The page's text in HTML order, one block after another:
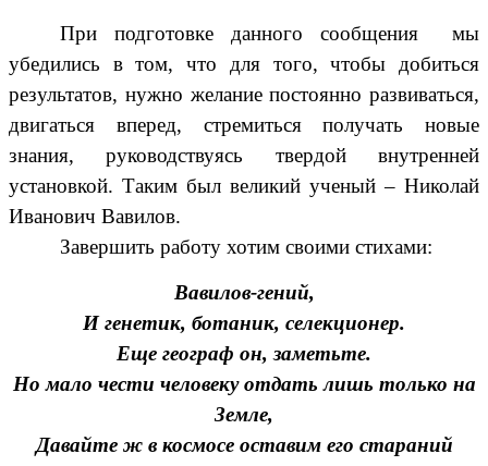
При подготовке данного сообщения мы
убедились в том, что для того, чтобы добиться
результатов, нужно желание постоянно развиваться,
двигаться вперед, стремиться получать новые
знания, руководствуясь твердой внутренней
установкой. Таким был великий ученый – Николай
Иванович Вавилов.
Завершить работу хотим своими стихами:
Вавилов-гений,
И генетик, ботаник, селекционер.
Еще географ он, заметьте.
Но мало чести человеку отдать лишь только на
Земле,
Давайте ж в космосе оставим его стараний